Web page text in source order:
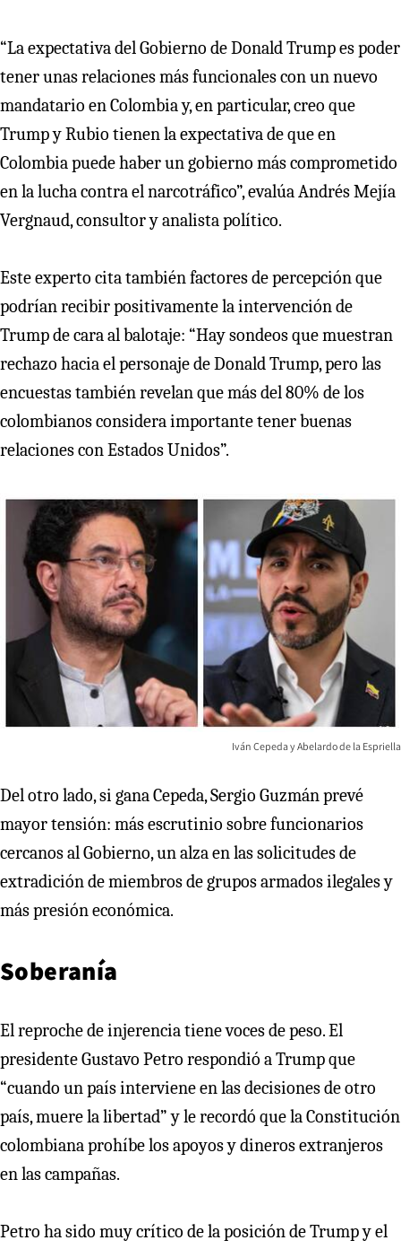
“La expectativa del Gobierno de Donald Trump es poder
tener unas relaciones más funcionales con un nuevo
mandatario en Colombia y, en particular, creo que
Trump y Rubio tienen la expectativa de que en
Colombia puede haber un gobierno más comprometido
en la lucha contra el narcotráfico”, evalúa Andrés Mejía
Vergnaud, consultor y analista político.
Este experto cita también factores de percepción que
podrían recibir positivamente la intervención de
Trump de cara al balotaje: “Hay sondeos que muestran
rechazo hacia el personaje de Donald Trump, pero las
encuestas también revelan que más del 80% de los
colombianos considera importante tener buenas
relaciones con Estados Unidos”.
Iván Cepeda y Abelardo de la Espriella
Del otro lado, si gana Cepeda, Sergio Guzmán prevé
mayor tensión: más escrutinio sobre funcionarios
cercanos al Gobierno, un alza en las solicitudes de
extradición de miembros de grupos armados ilegales y
más presión económica.
Soberanía
El reproche de injerencia tiene voces de peso. El
presidente Gustavo Petro respondió a Trump que
“cuando un país interviene en las decisiones de otro
país, muere la libertad” y le recordó que la Constitución
colombiana prohíbe los apoyos y dineros extranjeros
en las campañas.
Petro ha sido muy crítico de la posición de Trump y el